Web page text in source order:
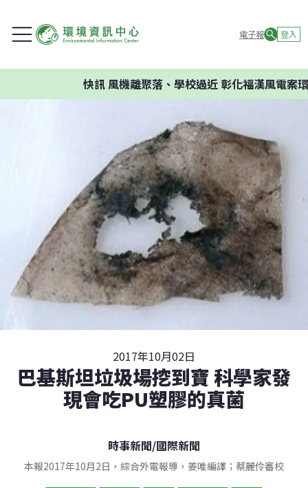
電子報 登入
風機離聚落、學校過近 彰化福漢風電案環委建
2017年10月02日
巴基斯坦垃圾場挖到寶 科學家發
現會吃PU塑膠的真菌
時事新聞/國際新聞
本報2017年10月2日，綜合外電報導，姜唯編譯；蔡麗伶審校